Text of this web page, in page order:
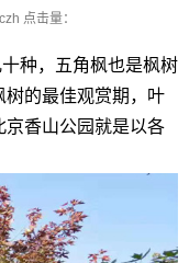
点击量：
种，五角枫也是枫树
的最佳观赏期，叶
京香山公园就是以各